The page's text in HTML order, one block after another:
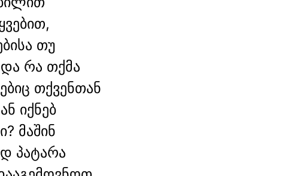
თუ
და რა თქმა
თქვენთან
იქნებ
მაშინ
პატარა